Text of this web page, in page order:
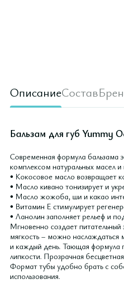
ОписаниеСостав
Бальзам для губ Yummy
Современная формула бальзама
комплексом натуральных масел и
• Кокосовое масло возвращает
• Масло кивано тонизирует и
• Масло жожоба, ши и какао
• Витамин Е стимулирует
• Ланолин заполняет рельеф и
Мгновенно создает
мягкость – можно
и каждый день. Тающая формула
липкости. Прозрачная
Формат тубы удобно брать с
использования.